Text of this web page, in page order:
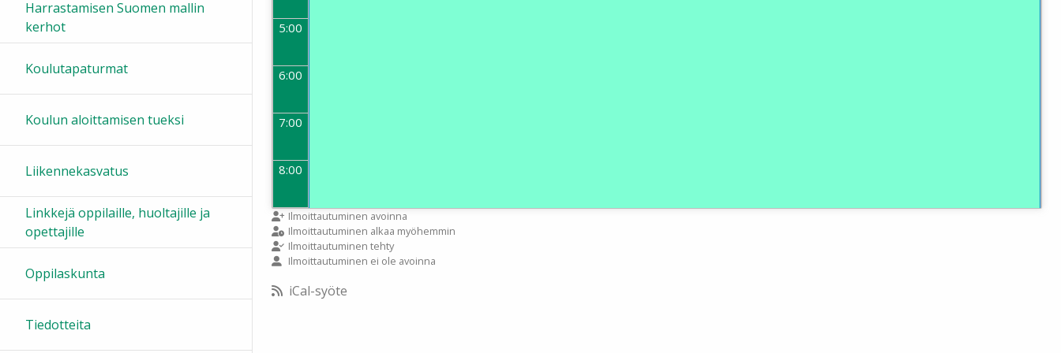
5:00
6:00
7:00
8:00
9:00
10:00
Ilmoittautuminen avoinna
Ilmoittautuminen alkaa myöhemmin
Ilmoittautuminen tehty
Ilmoittautuminen ei ole avoinna
iCal-syöte
Harrastamisen Suomen mallin
kerhot
Koulutapaturmat
Koulun aloittamisen tueksi
Liikennekasvatus
Linkkejä oppilaille, huoltajille ja
opettajille
Oppilaskunta
Tiedotteita